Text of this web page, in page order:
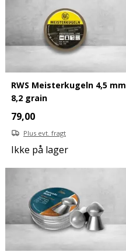
RWS Meisterkugeln 4,5 mm
8,2 grain
79,00
Plus evt. fragt
Ikke på lager